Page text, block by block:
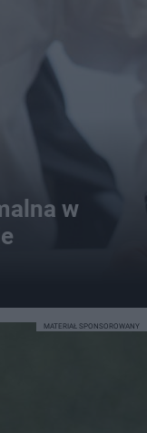
w
MATERIAŁ SPONSOROWANY